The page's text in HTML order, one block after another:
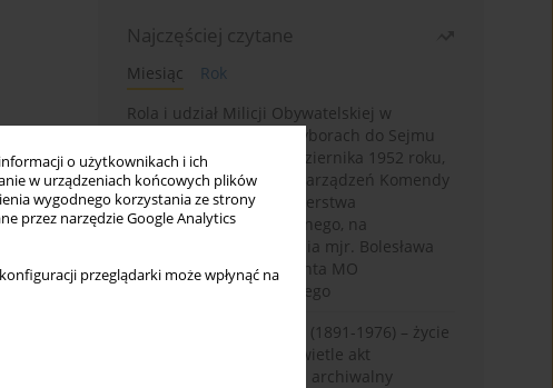
o użytkownikach i ich
w urządzeniach końcowych plików
wygodnego korzystania ze strony
przez narzędzie Google Analytics
przeglądarki może wpłynąć na
Najczęściej czytane
Miesiąc
Rok
Rola i udział Milicji Obywatelskiej w
kampanii wyborczej i wyborach do Sejmu
PRL I kadencji z 26 października 1952 roku,
w świetle wytycznych i zarządzeń Komendy
Głównej MO oraz Ministerstwa
Bezpieczeństwa Publicznego, na
przykładzie sprawozdania mjr. Bolesława
Wyszyńskiego komendanta MO
województwa olsztyńskiego
Zygmunt Tadeusz Robel (1891-1976) – życie
i kariera zawodowa w świetle akt
osobowych. Rekonesans archiwalny